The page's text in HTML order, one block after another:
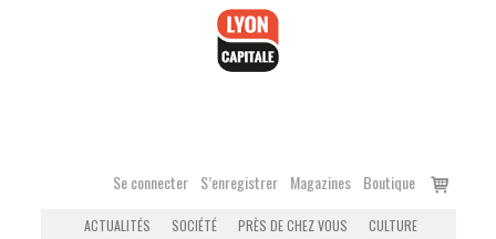
Se connecter S’enregistrer Magazines Boutique
Voir
ACTUALITÉS SOCIÉTÉ PRÈS DE CHEZ VOUS
CULTURE